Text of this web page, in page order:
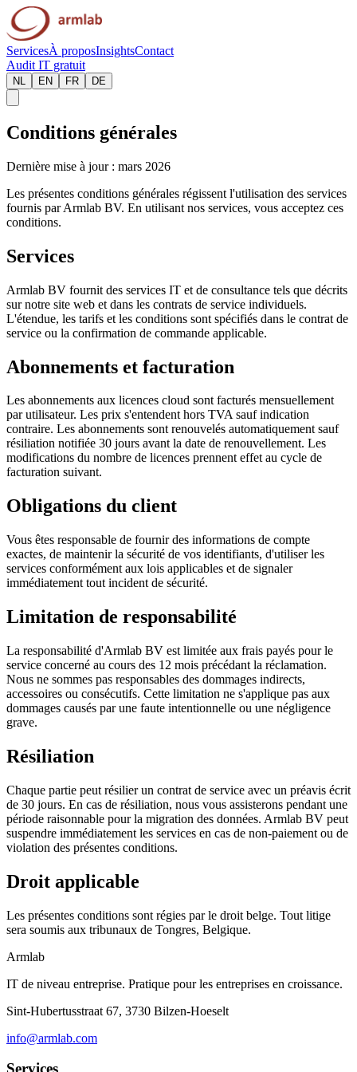
ServicesÀ proposInsightsContact
Audit IT gratuit
NL EN FR DE
Conditions générales
Dernière mise à jour : mars 2026
Les présentes conditions générales régissent l'utilisation des services
fournis par Armlab BV. En utilisant nos services, vous acceptez ces
conditions.
Services
Armlab BV fournit des services IT et de consultance tels que décrits
sur notre site web et dans les contrats de service individuels.
L'étendue, les tarifs et les conditions sont spécifiés dans le contrat de
service ou la confirmation de commande applicable.
Abonnements et facturation
Les abonnements aux licences cloud sont facturés mensuellement
par utilisateur. Les prix s'entendent hors TVA sauf indication
contraire. Les abonnements sont renouvelés automatiquement sauf
résiliation notifiée 30 jours avant la date de renouvellement. Les
modifications du nombre de licences prennent effet au cycle de
facturation suivant.
Obligations du client
Vous êtes responsable de fournir des informations de compte
exactes, de maintenir la sécurité de vos identifiants, d'utiliser les
services conformément aux lois applicables et de signaler
immédiatement tout incident de sécurité.
Limitation de responsabilité
La responsabilité d'Armlab BV est limitée aux frais payés pour le
service concerné au cours des 12 mois précédant la réclamation.
Nous ne sommes pas responsables des dommages indirects,
accessoires ou consécutifs. Cette limitation ne s'applique pas aux
dommages causés par une faute intentionnelle ou une négligence
grave.
Résiliation
Chaque partie peut résilier un contrat de service avec un préavis écrit
de 30 jours. En cas de résiliation, nous vous assisterons pendant une
période raisonnable pour la migration des données. Armlab BV peut
suspendre immédiatement les services en cas de non-paiement ou de
violation des présentes conditions.
Droit applicable
Les présentes conditions sont régies par le droit belge. Tout litige
sera soumis aux tribunaux de Tongres, Belgique.
Armlab
IT de niveau entreprise. Pratique pour les entreprises en croissance.
Sint-Hubertusstraat 67, 3730 Bilzen-Hoeselt
info@armlab.com